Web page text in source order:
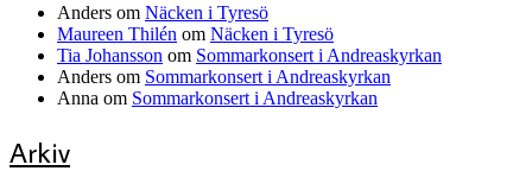
Anders om Näcken i Tyresö
Maureen Thilén om Näcken i Tyresö
Tia Johansson om Sommarkonsert i Andreaskyrkan
Anders om Sommarkonsert i Andreaskyrkan
Anna om Sommarkonsert i Andreaskyrkan
Arkiv